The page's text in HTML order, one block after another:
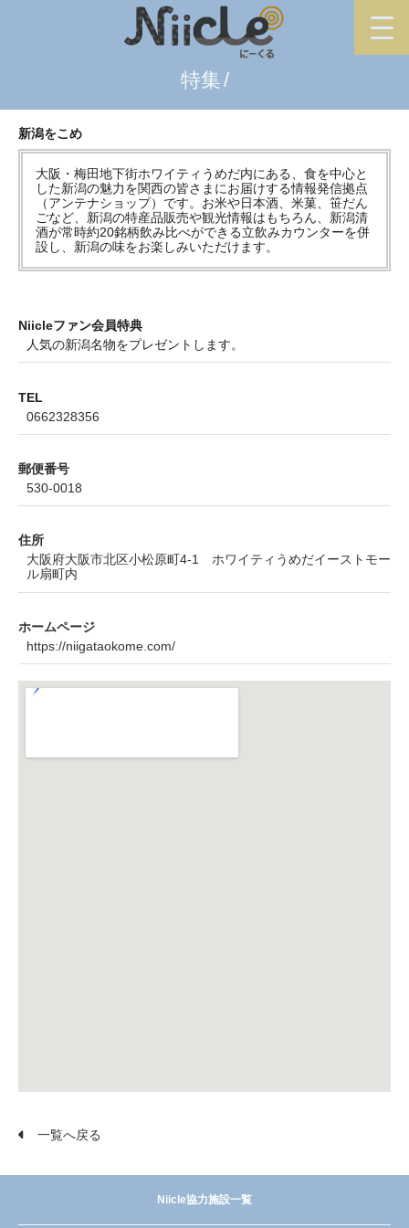
特集
新潟をこめ
大阪・梅田地下街ホワイティうめだ内にある、食を中心と
した新潟の魅力を関西の皆さまにお届けする情報発信拠点
（アンテナショップ）です。お米や日本酒、米菓、笹だん
ごなど、新潟の特産品販売や観光情報はもちろん、新潟清
酒が常時約20銘柄飲み比べができる立飲みカウンターを併
設し、新潟の味をお楽しみいただけます。
Niicleファン会員特典
人気の新潟名物をプレゼントします。
TEL
0662328356
郵便番号
530-0018
住所
大阪府大阪市北区小松原町4-1 ホワイティうめだイーストモー
ル扇町内
ホームページ
https://niigataokome.com/
一覧へ戻る
Niicle協力施設一覧